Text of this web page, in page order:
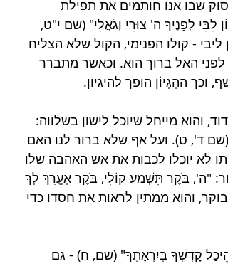
שבו אנו חותמים את תפילת
לִבִּי לְפָנֶיךָ ה' צוּרִי וְגֹאֲלִי" (שם י"ט,
- קולו הפנימי, הקול שלא הצליח
לפני האל ברוך הוא. וכאשר מתברר
וכך ההֶגְיוֹן הופך להיגיון.
והוא מייחל שיוכל לישון בשלווה:
ד', ט). ועל אף שלא ברור לנו האם
לא יוכלו לכבות את אש האהבה שלו
"ה', בֹּקֶר תִּשְׁמַע קוֹלִי, בֹּקֶר אֶעֱרָךְ לְךָ
והוא ממתין לראות את חסדו כדי
קָדְשְׁךָ בְּיִרְאָתֶךָ" (שם, ח) - גם